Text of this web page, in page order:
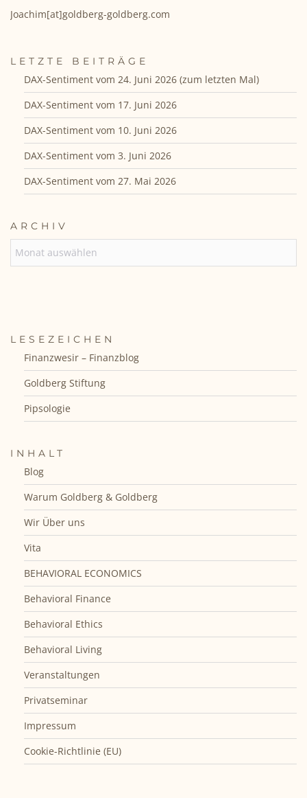
Joachim[at]goldberg-goldberg.com
LETZTE BEITRÄGE
DAX-Sentiment vom 24. Juni 2026 (zum letzten Mal)
DAX-Sentiment vom 17. Juni 2026
DAX-Sentiment vom 10. Juni 2026
DAX-Sentiment vom 3. Juni 2026
DAX-Sentiment vom 27. Mai 2026
ARCHIV
LESEZEICHEN
Finanzwesir – Finanzblog
Goldberg Stiftung
Pipsologie
INHALT
Blog
Warum Goldberg & Goldberg
Wir Über uns
Vita
BEHAVIORAL ECONOMICS
Behavioral Finance
Behavioral Ethics
Behavioral Living
Veranstaltungen
Privatseminar
Impressum
Cookie-Richtlinie (EU)